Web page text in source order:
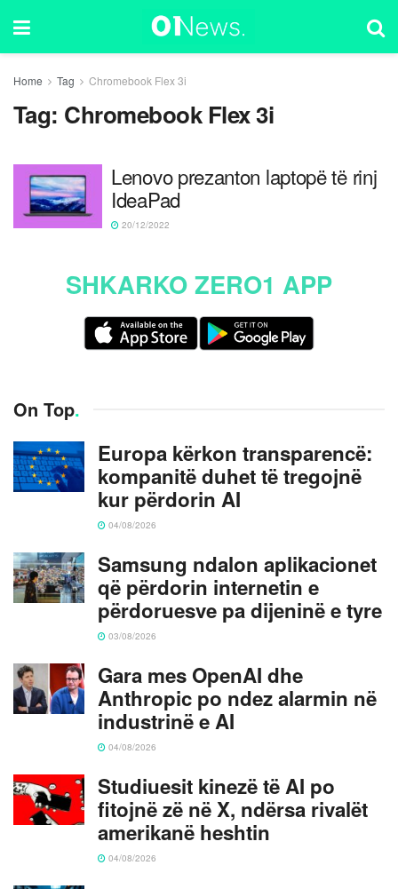
Home Tag Chromebook Flex 3i
Tag: Chromebook Flex 3i
Lenovo prezanton laptopë të rinj
IdeaPad
20/12/2022
SHKARKO ZERO1 APP
On Top.
Europa kërkon transparencë:
kompanitë duhet të tregojnë
kur përdorin AI
04/08/2026
Samsung ndalon aplikacionet
që përdorin internetin e
përdoruesve pa dijeninë e tyre
03/08/2026
Gara mes OpenAI dhe
Anthropic po ndez alarmin në
industrinë e AI
04/08/2026
Studiuesit kinezë të AI po
fitojnë zë në X, ndërsa rivalët
amerikanë heshtin
04/08/2026